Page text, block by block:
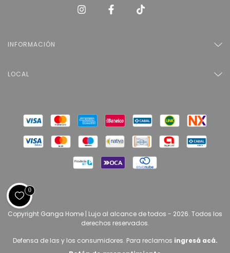
INFORMACIÓN
LOCAL
Copyright Ganga Home | Lujo al alcance de todos - 2026. Todos los
derechos reservados.
Defensa de las y los consumidores. Para reclamos ingresá acá.
0